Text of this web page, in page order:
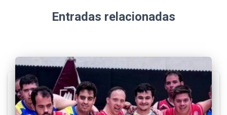
Entradas relacionadas